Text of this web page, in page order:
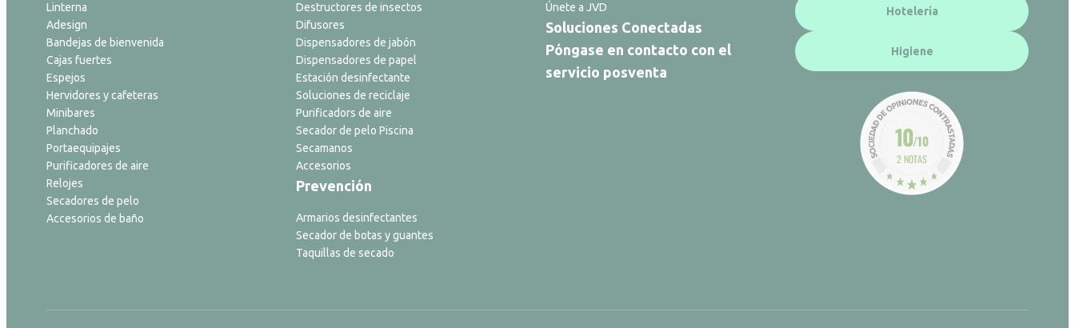
Linterna
Adesign
Bandejas de bienvenida
Cajas fuertes
Espejos
Hervidores y cafeteras
Minibares
Planchado
Portaequipajes
Purificadores de aire
Relojes
Secadores de pelo
Accesorios de baño
Destructores de insectos
Difusores
Dispensadores de jabón
Dispensadores de papel
Estación desinfectante
Soluciones de reciclaje
Purificadors de aire
Secador de pelo Piscina
Secamanos
Accesorios
Prevención
Armarios desinfectantes
Secador de botas y guantes
Taquillas de secado
Únete a JVD
Soluciones Conectadas
Póngase en contacto con el
servicio posventa
Hotelería
Higiene
10/10
2 NOTAS